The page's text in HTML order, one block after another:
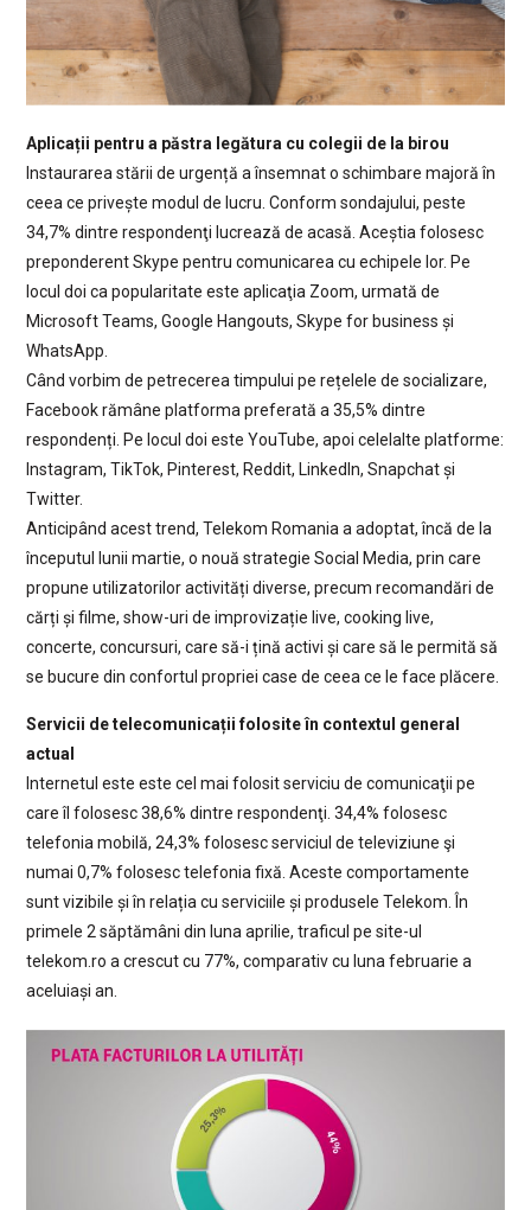
Aplicații pentru a păstra legătura cu colegii de la birou
Instaurarea stării de urgență a însemnat o schimbare majoră în
ceea ce privește modul de lucru. Conform sondajului, peste
34,7% dintre respondenţi lucrează de acasă. Aceștia folosesc
preponderent Skype pentru comunicarea cu echipele lor. Pe
locul doi ca popularitate este aplicaţia Zoom, urmată de
Microsoft Teams, Google Hangouts, Skype for business și
WhatsApp.
Când vorbim de petrecerea timpului pe rețelele de socializare,
Facebook rămâne platforma preferată a 35,5% dintre
respondenți. Pe locul doi este YouTube, apoi celelalte platforme:
Instagram, TikTok, Pinterest, Reddit, LinkedIn, Snapchat și
Twitter.
Anticipând acest trend, Telekom Romania a adoptat, încă de la
începutul lunii martie, o nouă strategie Social Media, prin care
propune utilizatorilor activități diverse, precum recomandări de
cărți și filme, show-uri de improvizație live, cooking live,
concerte, concursuri, care să-i țină activi și care să le permită să
se bucure din confortul propriei case de ceea ce le face plăcere.
Servicii de telecomunicații folosite în contextul general
actual
Internetul este este cel mai folosit serviciu de comunicaţii pe
care îl folosesc 38,6% dintre respondenţi. 34,4% folosesc
telefonia mobilă, 24,3% folosesc serviciul de televiziune şi
numai 0,7% folosesc telefonia fixă. Aceste comportamente
sunt vizibile și în relația cu serviciile și produsele Telekom. În
primele 2 săptămâni din luna aprilie, traficul pe site-ul
telekom.ro a crescut cu 77%, comparativ cu luna februarie a
aceluiași an.